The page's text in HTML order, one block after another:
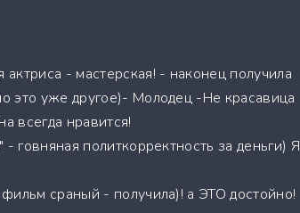
- мастерская! - наконец получила
это уже другое)- Молодец -Не красавица
всегда нравится!
говняная политкорректность за деньги) Я
сраный - получила)! а ЭТО достойно!